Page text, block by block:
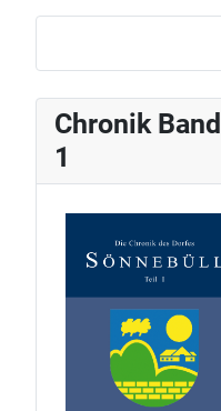
Chronik Band
1